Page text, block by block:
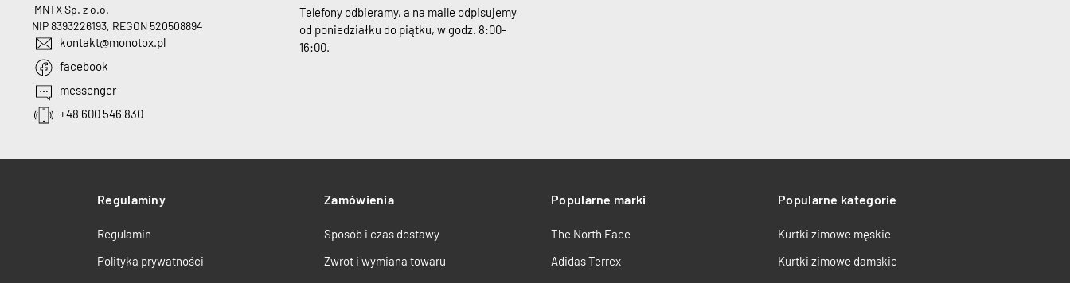
MNTX Sp. z o.o.
NIP 8393226193, REGON 520508894
kontakt@monotox.pl
facebook
messenger
+48 600 546 830
Telefony odbieramy, a na maile odpisujemy
od poniedziałku do piątku, w godz. 8:00-
16:00.
Regulaminy
Regulamin
Polityka prywatności
Zamówienia
Sposób i czas dostawy
Zwrot i wymiana towaru
Popularne marki
The North Face
Adidas Terrex
Popularne kategorie
Kurtki zimowe męskie
Kurtki zimowe damskie